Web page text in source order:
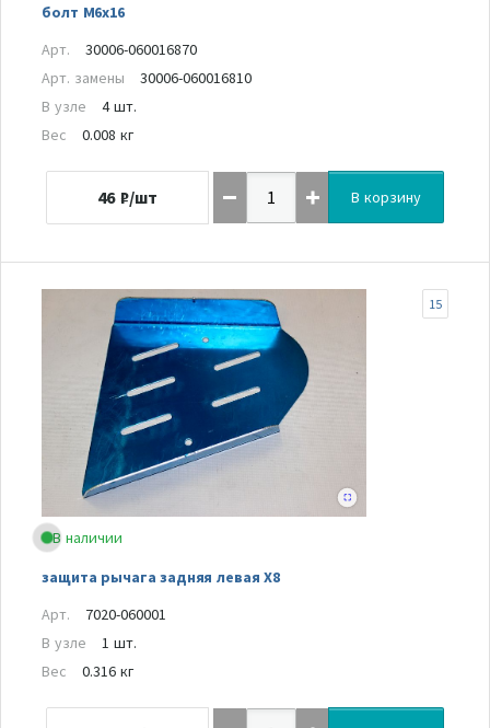
болт M6x16
Арт.
30006-060016870
Арт. замены
30006-060016810
В узле
4 шт.
Вес
0.008 кг
46 ₽/шт В корзину
В наличии
защита рычага задняя левая Х8
15
Арт.
7020-060001
В узле
1 шт.
Вес
0.316 кг